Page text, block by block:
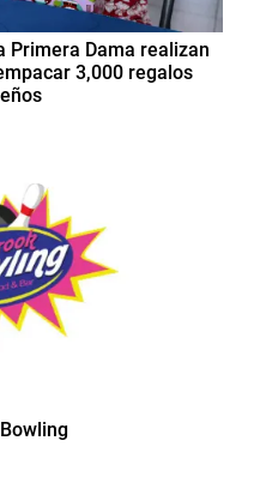
Primera Dama realizan
3,000 regalos